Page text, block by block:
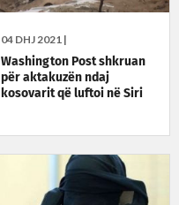
04 DHJ 2021 |
Washington Post shkruan
për aktakuzën ndaj
kosovarit që luftoi në Siri